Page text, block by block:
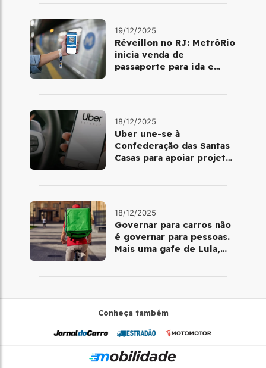
19/12/2025
Réveillon no RJ: MetrôRio
inicia venda de
passaporte para ida e
18/12/2025
Uber une-se à
Confederação das Santas
Casas para apoiar projetos
18/12/2025
Governar para carros não
é governar para pessoas.
Mais uma gafe de Lula,
Conheça também